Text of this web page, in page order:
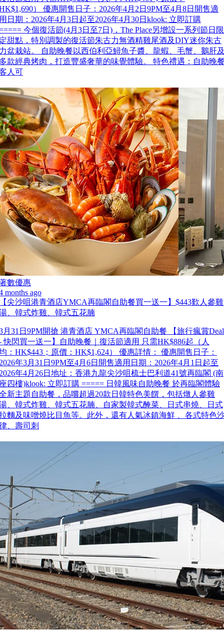
） 優惠開售日子：2026年4月2日9PM至4月8日開售適
日期：2026年4月3日起至2026年4月30日klook: 立即訂購
今個復活節(4月3日至7日)，The Place另增設一系列節日限
甜點，特別調製的復活節朱古力無酒精雞尾酒及DIY迷你朱古
盆栽站。 自助晚餐以西伯利亞鱘魚子醬、龍蝦、毛蟹、鵝肝
款經典烤肉，打造豐盛奢華的味覺體驗。 特色禮遇：自助晚
人可
數優惠
months ago
尖沙咀港青酒店YMCA再臨閣自助餐買一送一】$443歎人參雞
、韓式炸雞、韓式五花腩
月31日9PM開搶 港青酒店 YMCA再臨閣自助餐 【旅行瘋賞Deal
快閃買一送一】自助晚餐｜復活節適用 只需HK$886起（人
：HK$443；原價：HK$1,624） 優惠詳情： 優惠開售日子：
年3月31日9PM至4月6日開售適用日期：2026年4月1日起至
年4月26日地址：香港九龍尖沙咀梳士巴利道41號再臨閣 (南
四樓)klook: 立即訂購 ===== 日韓風味自助晚餐 於再臨閣體驗
新主題自助餐，品嚐超過20款日韓特色美饌，包括燉人參雞
、韓式炸雞、韓式五花腩、自家製韓式醃菜、日式串燒、日式
麵及味噌燒比目魚等。此外，還有人氣冰鎮海鮮 、各式特色
、壽司刺